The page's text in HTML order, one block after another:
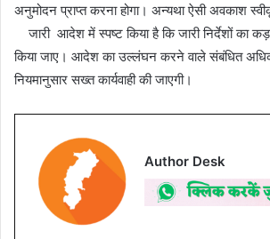
अनुमोदन प्राप्त करना होगा। अन्यथा ऐसी अवकाश
जारी आदेश में स्पष्ट किया है कि जारी निर्देशों का
किया जाए। आदेश का उल्लंघन करने वाले संबंधित
नियमानुसार सख्त कार्यवाही की जाएगी।
Author Desk